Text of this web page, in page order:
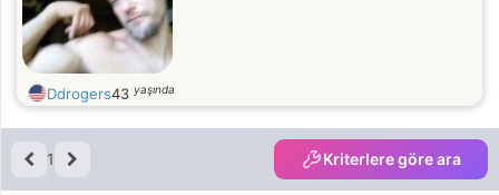
Ddrogers43 yaşında
1 Kriterlere göre ara